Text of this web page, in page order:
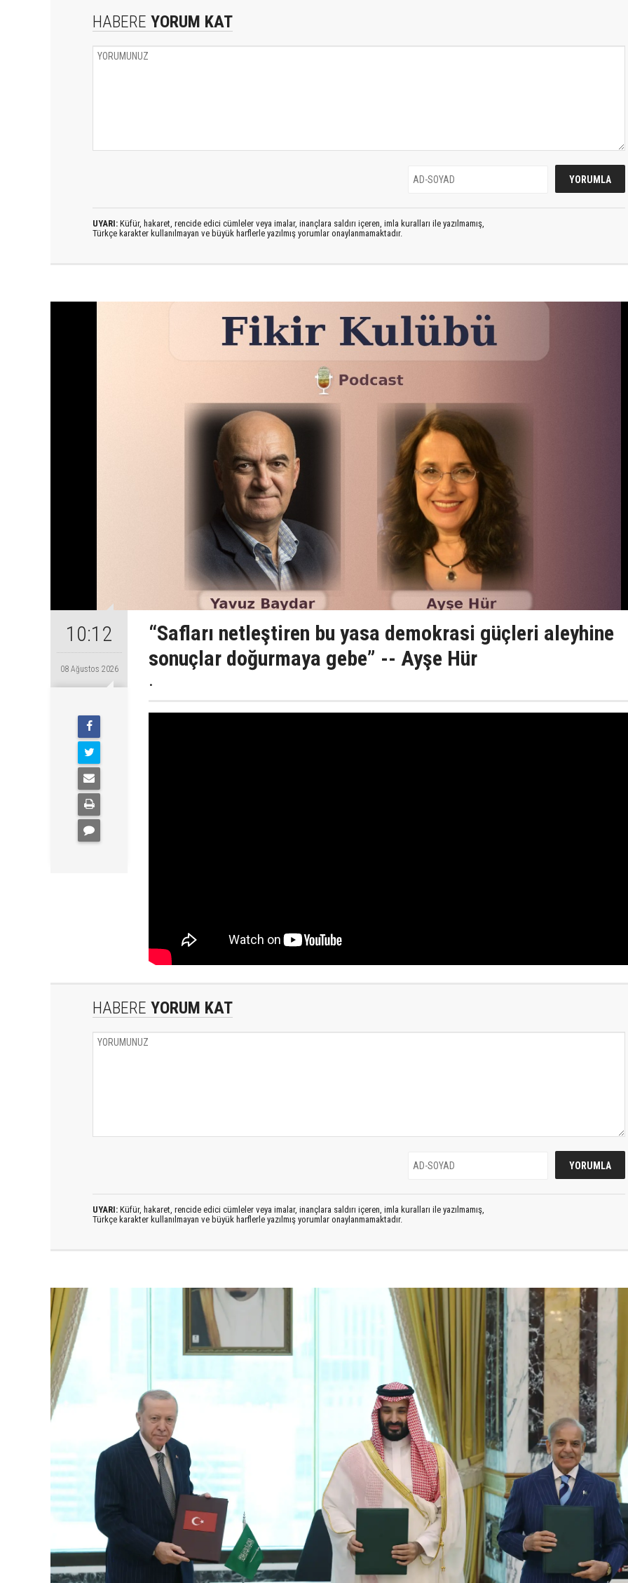
HABERE YORUM KAT
UYARI: Küfür, hakaret, rencide edici cümleler veya imalar, inançlara saldırı içeren, imla kuralları ile yazılmamış,
Türkçe karakter kullanılmayan ve büyük harflerle yazılmış yorumlar onaylanmamaktadır.
10:12
08 Ağustos 2026
“Safları netleştiren bu yasa demokrasi güçleri aleyhine
sonuçlar doğurmaya gebe” -- Ayşe Hür
.
HABERE YORUM KAT
UYARI: Küfür, hakaret, rencide edici cümleler veya imalar, inançlara saldırı içeren, imla kuralları ile yazılmamış,
Türkçe karakter kullanılmayan ve büyük harflerle yazılmış yorumlar onaylanmamaktadır.